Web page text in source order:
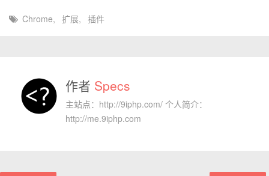
Chrome, 扩展, 插件
作者 Specs
主站点：http://9iphp.com/ 个人简介：
http://me.9iphp.com